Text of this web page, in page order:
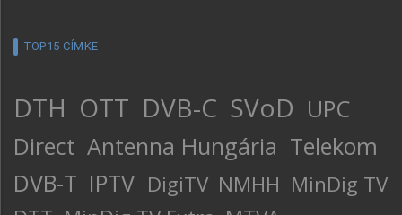
TOP15 CÍMKE
DTH OTT DVB-C SVoD UPC
Direct Antenna Hungária Telekom
DVB-T IPTV DigiTV NMHH MinDig TV